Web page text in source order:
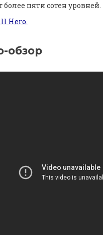
более пяти сотен уровней.
Hero.
обзор